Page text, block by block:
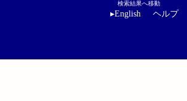
検索結果へ移動
▸English ヘルプ